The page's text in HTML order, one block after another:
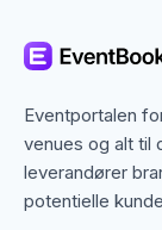
Esbjerg,
hvis du har
speciel
Kontakten
Eventportalen
venues og alt til
leverandører
potentielle